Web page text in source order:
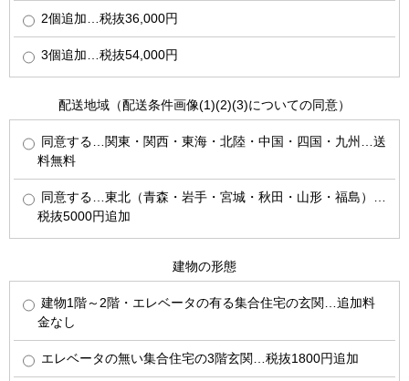
2個追加…税抜36,000円
3個追加…税抜54,000円
配送地域（配送条件画像(1)(2)(3)についての同意）
同意する…関東・関西・東海・北陸・中国・四国・九州…送
料無料
同意する…東北（青森・岩手・宮城・秋田・山形・福島）…
税抜5000円追加
建物の形態
建物1階～2階・エレベータの有る集合住宅の玄関…追加料
金なし
エレベータの無い集合住宅の3階玄関…税抜1800円追加